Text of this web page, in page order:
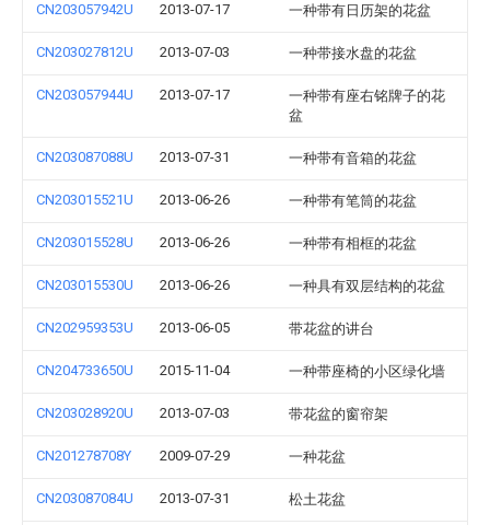
CN203057942U 2013-07-17 一种带有日历架的花盆
CN203027812U 2013-07-03 一种带接水盘的花盆
CN203057944U 2013-07-17
一种带有座右铭牌子的花
盆
CN203087088U 2013-07-31 一种带有音箱的花盆
CN203015521U 2013-06-26 一种带有笔筒的花盆
CN203015528U 2013-06-26 一种带有相框的花盆
CN203015530U 2013-06-26 一种具有双层结构的花盆
CN202959353U 2013-06-05 带花盆的讲台
CN204733650U 2015-11-04 一种带座椅的小区绿化墙
CN203028920U 2013-07-03 带花盆的窗帘架
CN201278708Y 2009-07-29 一种花盆
CN203087084U 2013-07-31 松土花盆